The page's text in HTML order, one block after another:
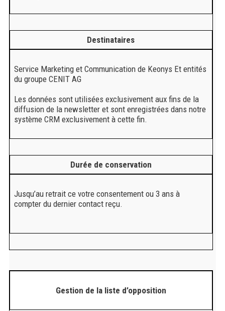
Destinataires
Service Marketing et Communication de Keonys Et entités
du groupe CENIT AG
Les données sont utilisées exclusivement aux fins de la
diffusion de la newsletter et sont enregistrées dans notre
système CRM exclusivement à cette fin.
Durée de conservation
Jusqu’au retrait ce votre consentement ou 3 ans à
compter du dernier contact reçu.
Gestion de la liste d’opposition